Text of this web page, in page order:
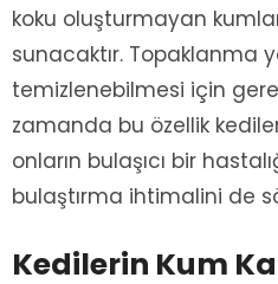
koku oluşturmayan
sunacaktır. Topaklanma
temizlenebilmesi için
zamanda bu özellik
onların bulaşıcı bir
bulaştırma ihtimalini de
Kedilerin Kum